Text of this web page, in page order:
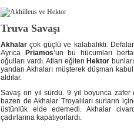
Truva Savaşı
Akhalar çok güçlü ve kalabalıktı.
Ayrıca
Priamos’un bu hücumları
oğulları vardı. Atları eğiten Hektor
yandan Akhaları müşterek düşman
aldılar.
Savaş on yıl sürdü. 9 yıl boyunca
bazen de Akhalar Troyalıları surların
üstünlük elde edemedi. Akhalar
çadırlarına kapatıyorlardı.